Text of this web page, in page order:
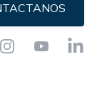
InstagramYouTube